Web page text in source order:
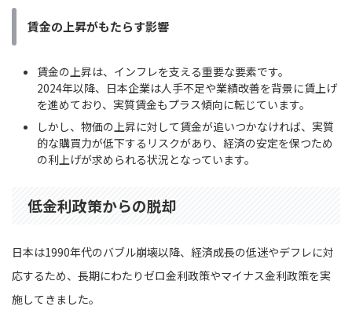
賃金の上昇がもたらす影響
賃金の上昇は、インフレを支える重要な要素です。
2024年以降、日本企業は人手不足や業績改善を背景に賃上げ
を進めており、実質賃金もプラス傾向に転じています。
しかし、物価の上昇に対して賃金が追いつかなければ、実質
的な購買力が低下するリスクがあり、経済の安定を保つため
の利上げが求められる状況となっています。
低金利政策からの脱却
日本は1990年代のバブル崩壊以降、経済成長の低迷やデフレに対
応するため、長期にわたりゼロ金利政策やマイナス金利政策を実
施してきました。